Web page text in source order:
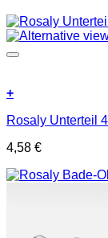
+
Rosaly Unterteil
4,58 €